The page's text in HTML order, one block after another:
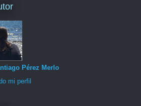
Pérez Merlo
mi perfil